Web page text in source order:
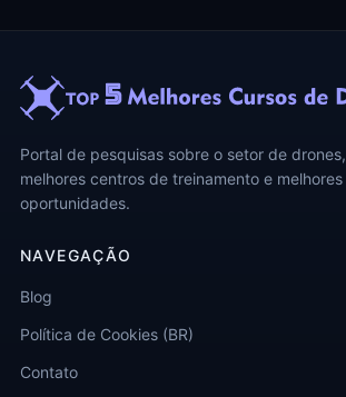
Portal de pesquisas sobre o setor de drones,
melhores centros de treinamento e melhores
oportunidades.
NAVEGAÇÃO
Blog
Política de Cookies (BR)
Contato